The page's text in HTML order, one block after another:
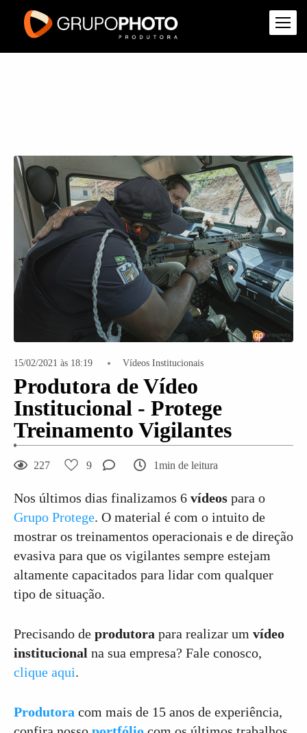
15/02/2021 às 18:19 Vídeos Institucionais
Produtora de Vídeo
Institucional - Protege
Treinamento Vigilantes
227 9 1min de leitura
Nos últimos dias finalizamos 6 vídeos para o
Grupo Protege. O material é com o intuito de
mostrar os treinamentos operacionais e de direção
evasiva para que os vigilantes sempre estejam
altamente capacitados para lidar com qualquer
tipo de situação.
Precisando de produtora para realizar um vídeo
institucional na sua empresa? Fale conosco,
clique aqui.
Produtora com mais de 15 anos de experiência,